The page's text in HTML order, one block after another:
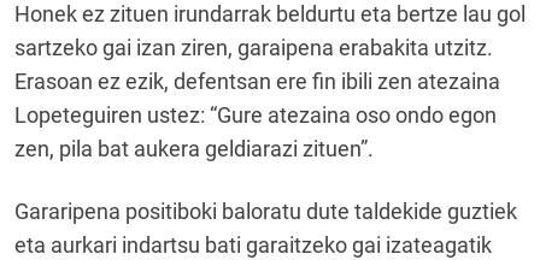
Honek ez zituen irundarrak beldurtu eta bertze lau gol
sartzeko gai izan ziren, garaipena erabakita utzitz.
Erasoan ez ezik, defentsan ere fin ibili zen atezaina
Lopeteguiren ustez: “Gure atezaina oso ondo egon
zen, pila bat aukera geldiarazi zituen”.
Gararipena positiboki baloratu dute taldekide guztiek
eta aurkari indartsu bati garaitzeko gai izateagatik